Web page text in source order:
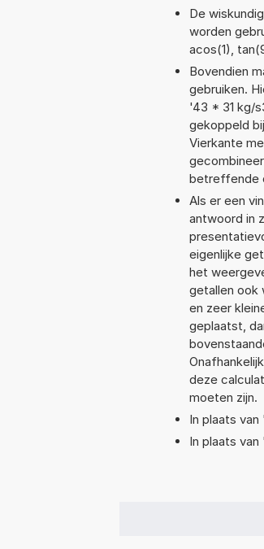
De
worden
acos(1),
Bovendien
gebruiken.
'43 * 31 kg/
gekoppeld
Vierkante
betreffende
Als er een
antwoord in
eigenlijke
het
getallen ook
en zeer
geplaatst,
deze
moeten zijn.
In plaats
In plaats